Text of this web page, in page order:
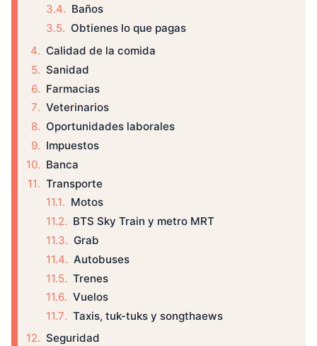
Baños
Obtienes lo que pagas
Calidad de la comida
Sanidad
Farmacias
Veterinarios
Oportunidades laborales
Impuestos
Banca
Transporte
Motos
BTS Sky Train y metro MRT
Grab
Autobuses
Trenes
Vuelos
Taxis, tuk-tuks y songthaews
Seguridad